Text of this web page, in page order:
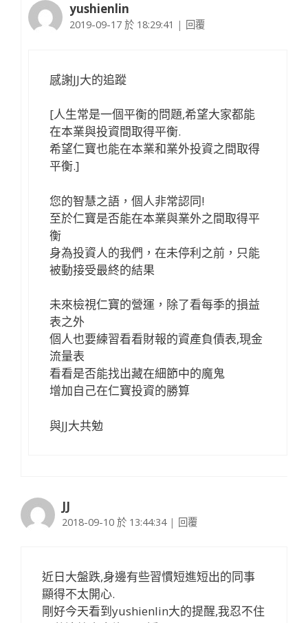
yushienlin
2019-09-17 於 18:29:41 | 回覆
感謝JJ大的追蹤
[人生常是一個平衡的問題,希望大家都能
在本業與投資間取得平衡.
希望仁寶也能在本業和業外投資之間取得
平衡.]
您的智慧之語，個人非常認同!
至於仁寶是否能在本業與業外之間取得平
衡
身為投資人的我們，在未停利之前，只能
被動接受最終的結果
未來檢視仁寶的營運，除了看每季的損益
表之外
個人也要練習看看財報的資產負債表,現金
流量表
看看是否能找出藏在細節中的魔鬼
增加自己在仁寶投資的勝算
與JJ大共勉
JJ
2018-09-10 於 13:44:34 | 回覆
近日大盤跌,身邊有些習慣短進短出的同事
顯得不太開心.
剛好今天看到yushienlin大的提醒,我忍不住